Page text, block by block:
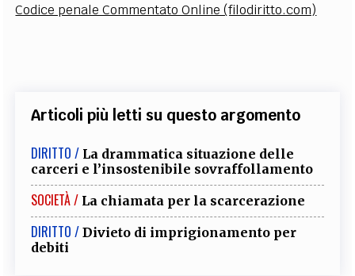
Codice penale Commentato Online (filodiritto.com)
Articoli più letti su questo argomento
DIRITTO / La drammatica situazione delle
carceri e l’insostenibile sovraffollamento
SOCIETÀ / La chiamata per la scarcerazione
DIRITTO / Divieto di imprigionamento per
debiti